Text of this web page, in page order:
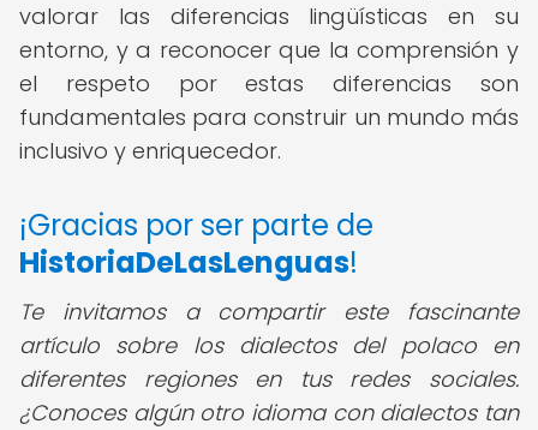
valorar las diferencias lingüísticas en su
entorno, y a reconocer que la comprensión y
el respeto por estas diferencias son
fundamentales para construir un mundo más
inclusivo y enriquecedor.
¡Gracias por ser parte de
HistoriaDeLasLenguas!
Te invitamos a compartir este fascinante
artículo sobre los dialectos del polaco en
diferentes regiones en tus redes sociales.
¿Conoces algún otro idioma con dialectos tan